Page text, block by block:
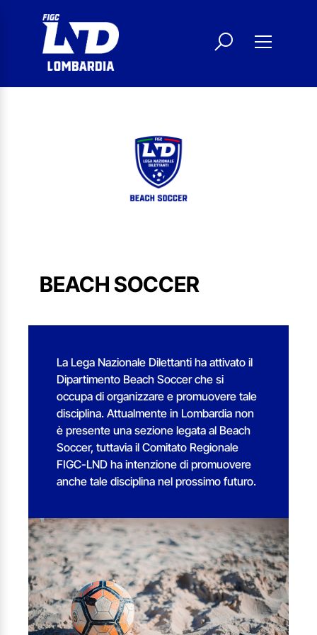
BEACH SOCCER
La Lega Nazionale Dilettanti ha attivato il
Dipartimento Beach Soccer che si
occupa di organizzare e promuovere tale
disciplina. Attualmente in Lombardia non
è presente una sezione legata al Beach
Soccer, tuttavia il Comitato Regionale
FIGC-LND ha intenzione di promuovere
anche tale disciplina nel prossimo futuro.